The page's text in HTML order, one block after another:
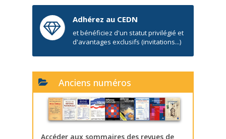
Adhérez au CEDN
et bénéficiez d'un statut privilégié et
d'avantages exclusifs (invitations...)
Anciens numéros
Accéder aux sommaires des revues de